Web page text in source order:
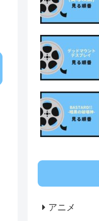
アニメ